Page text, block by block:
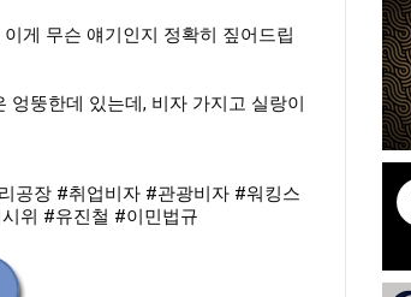
게 무슨 얘기인지 정확히 짚어드립
뚱한데 있는데, 비자 가지고 실랑이
공장 #취업비자 #관광비자 #워킹스
위 #유진철 #이민법규